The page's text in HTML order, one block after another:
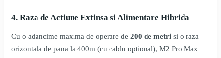
4. Raza de Actiune Extinsa si Alimentare Hibrida
Cu o adancime maxima de operare de 200 de metri si o raza
orizontala de pana la 400m (cu cablu optional), M2 Pro Max